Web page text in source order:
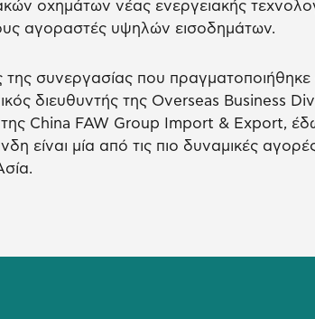
οχημάτων νέας ενεργειακής
αγοραστές υψηλών εισοδημάτων.
συνεργασίας που πραγματοποιήθηκε
διευθυντής της Overseas Business
China FAW Group Import & Export,
είναι μία από τις πιο δυναμικές